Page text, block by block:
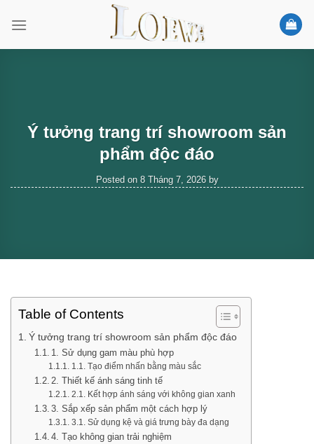
Ý tưởng trang trí showroom sản
phẩm độc đáo
Posted on 8 Tháng 7, 2026by
Table of Contents
Ý tưởng trang trí showroom sản phẩm độc đáo
1. Sử dụng gam màu phù hợp
1.1. Tạo điểm nhấn bằng màu sắc
2. Thiết kế ánh sáng tinh tế
2.1. Kết hợp ánh sáng với không gian xanh
3. Sắp xếp sản phẩm một cách hợp lý
3.1. Sử dụng kệ và giá trưng bày đa dạng
4. Tạo không gian trải nghiệm